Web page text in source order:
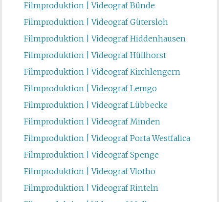
Filmproduktion | Videograf Bünde
Filmproduktion | Videograf Gütersloh
Filmproduktion | Videograf Hiddenhausen
Filmproduktion | Videograf Hüllhorst
Filmproduktion | Videograf Kirchlengern
Filmproduktion | Videograf Lemgo
Filmproduktion | Videograf Lübbecke
Filmproduktion | Videograf Minden
Filmproduktion | Videograf Porta Westfalica
Filmproduktion | Videograf Spenge
Filmproduktion | Videograf Vlotho
Filmproduktion | Videograf Rinteln